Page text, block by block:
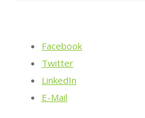
Facebook
Twitter
LinkedIn
E-Mail